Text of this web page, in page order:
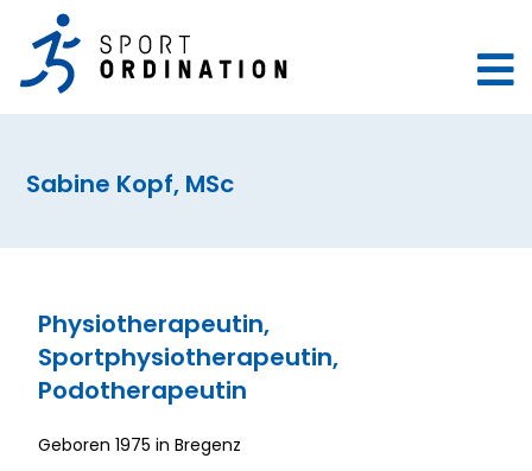
Sabine Kopf, MSc
Physiotherapeutin,
Sportphysiotherapeutin,
Podotherapeutin
Geboren 1975 in Bregenz